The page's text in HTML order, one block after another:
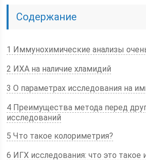
Содержание
1 Иммунохимические анализы
2 ИХА на наличие хламидий
3 О параметрах исследования на
4 Преимущества метода перед
исследований
5 Что такое колориметрия?
6 ИГХ исследования: что это такое